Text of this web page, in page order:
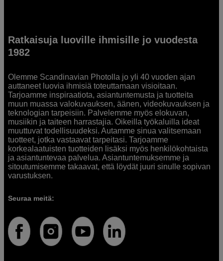
Ratkaisuja luoville ihmisille jo vuodesta
1982
Olemme Scandinavian Photolla jo yli 40 vuoden ajan
auttaneet luovia ihmisiä toteuttamaan visioitaan.
Tarjoamme inspiraatiota, asiantuntemusta ja tuotteita
muun muassa valokuvauksen, äänen, videokuvauksen ja
teknologian tarpeisiin. Palvelemme myös elokuvan,
musiikin ja taiteen harrastajia. Oikeilla työkaluilla ideat
muuttuvat todellisuudeksi. Autamme sinua valitsemaan
tuotteet, jotka vastaavat tarpeitasi. Tarjoamme
korkealaatuisten tuotteiden lisäksi myös henkilökohtaista
ja asiantuntevaa palvelua. Asiantuntemuksemme ja
sitoutumisemme takaavat, että löydät juuri sinulle sopivan
varustuksen.
Seuraa meitä: